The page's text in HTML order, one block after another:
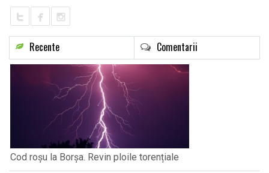
Recente Comentarii
Cod roșu la Borșa. Revin ploile torențiale